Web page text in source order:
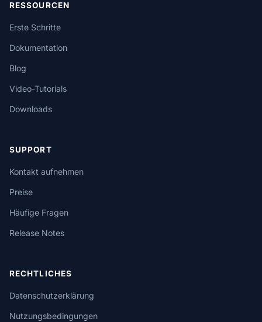
RESSOURCEN
Erste Schritte
Dokumentation
Blog
Video-Tutorials
Downloads
SUPPORT
Kontakt aufnehmen
Preise
Häufige Fragen
Release Notes
RECHTLICHES
Datenschutzerklärung
Nutzungsbedingungen